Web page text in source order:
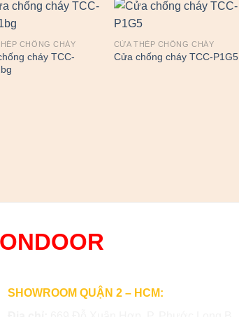
CHỐNG CHÁY
cháy TCC-
CỬA THÉP CHỐNG CHÁY
Cửa chống cháy TCC-P1G5
SHOWROOM QUẬN 2 – HCM: